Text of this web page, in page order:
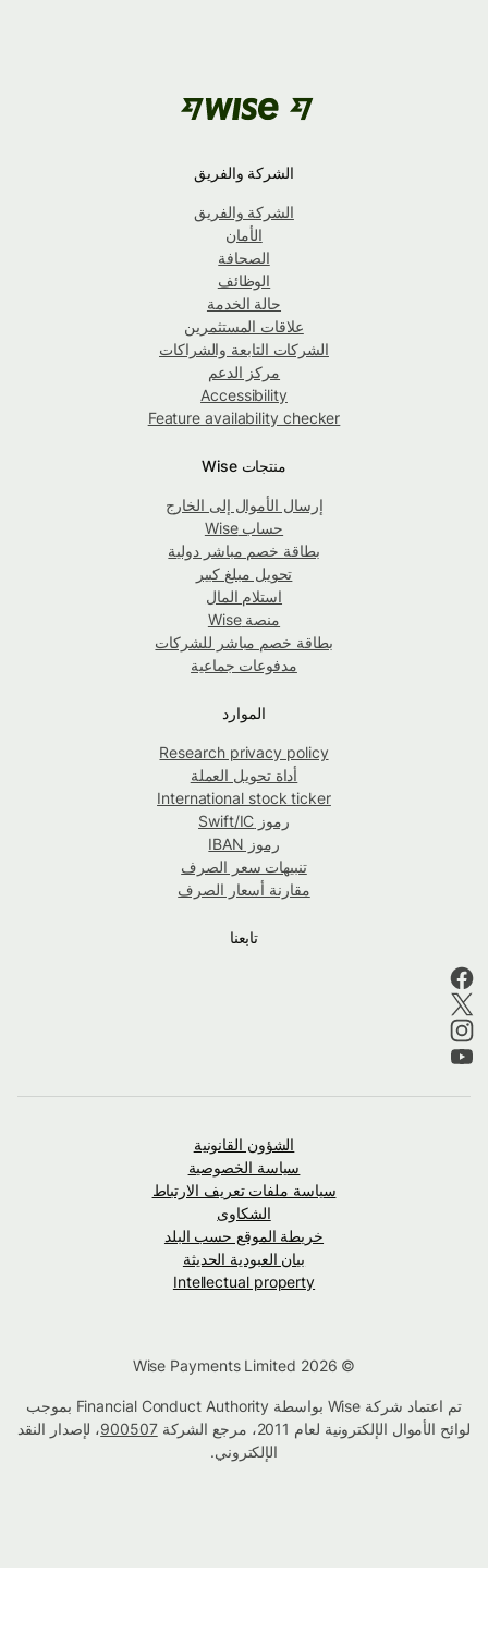
الشركة والفريق
الشركة والفريق
الأمان
الصحافة
الوظائف
حالة الخدمة
علاقات المستثمرين
الشركات التابعة والشراكات
مركز الدعم
Accessibility
Feature availability checker
منتجات Wise
إرسال الأموال إلى الخارج
حساب Wise
بطاقة خصم مباشر دولية
تحويل مبلغ كبير
استلام المال
منصة Wise
بطاقة خصم مباشر للشركات
مدفوعات جماعية
الموارد
Research privacy policy
أداة تحويل العملة
International stock ticker
رموز Swift/IC
رموز IBAN
تنبيهات سعر الصرف
مقارنة أسعار الصرف
تابعنا
الشؤون القانونية
سياسة الخصوصية
سياسة ملفات تعريف الارتباط
الشكاوى
خريطة الموقع حسب البلد
بيان العبودية الحديثة
Intellectual property
تم اعتماد شركة Wise بواسطة Financial Conduct Authority بموجب
لوائح الأموال الإلكترونية لعام 2011، مرجع الشركة
900507، لإصدار النقد
الإلكتروني.